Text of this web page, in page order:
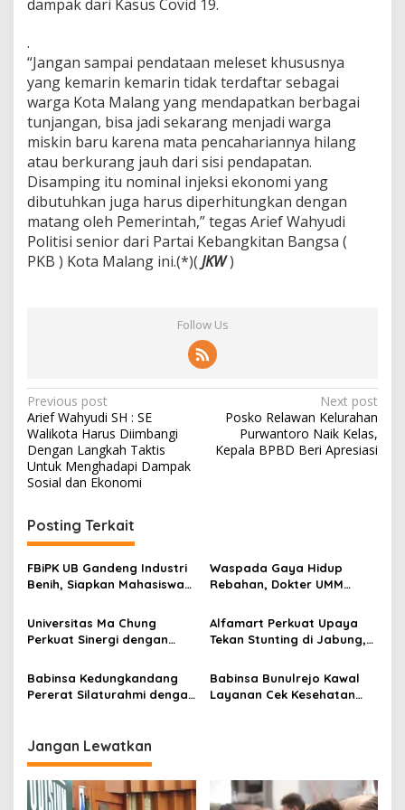
dampak dari Kasus Covid 19.
.
“Jangan sampai pendataan meleset khususnya
yang kemarin kemarin tidak terdaftar sebagai
warga Kota Malang yang mendapatkan berbagai
tunjangan, bisa jadi sekarang menjadi warga
miskin baru karena mata pencahariannya hilang
atau berkurang jauh dari sisi pendapatan.
Disamping itu nominal injeksi ekonomi yang
dibutuhkan juga harus diperhitungkan dengan
matang oleh Pemerintah,” tegas Arief Wahyudi
Politisi senior dari Partai Kebangkitan Bangsa (
PKB ) Kota Malang ini.(*)( JKW)
Follow Us
P
o
s
t
a
v
i
a
i
o
n
Previous post
Arief Wahyudi SH : SE
Walikota Harus Diimbangi
Dengan Langkah Taktis
Untuk Menghadapi Dampak
Sosial dan Ekonomi
Next post
Posko Relawan Kelurahan
Purwantoro Naik Kelas,
Kepala BPBD Beri Apresiasi
Posting Terkait
FBiPK UB Gandeng Industri
Benih, Siapkan Mahasiswa
Waspada Gaya Hidup
Rebahan, Dokter UMM
hingga Hipertensi
Universitas Ma Chung
Perkuat Sinergi dengan
Tingkatkan Layanan
Kesehatan Masyarakat
Alfamart Perkuat Upaya
Tekan Stunting di Jabung,
Satu Telur Sehari
Babinsa Kedungkandang
Pererat Silaturahmi dengan
Babinsa Bunulrejo Kawal
Layanan Cek Kesehatan
Jangan Lewatkan